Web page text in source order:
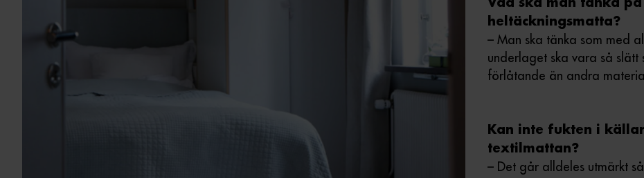
Vad ska man tänka
heltäckningsmatta?
– Man ska tänka som med
underlaget ska vara så
förlåtande än andra
Kan inte fukten i
textilmattan?
– Det går alldeles utmärkt